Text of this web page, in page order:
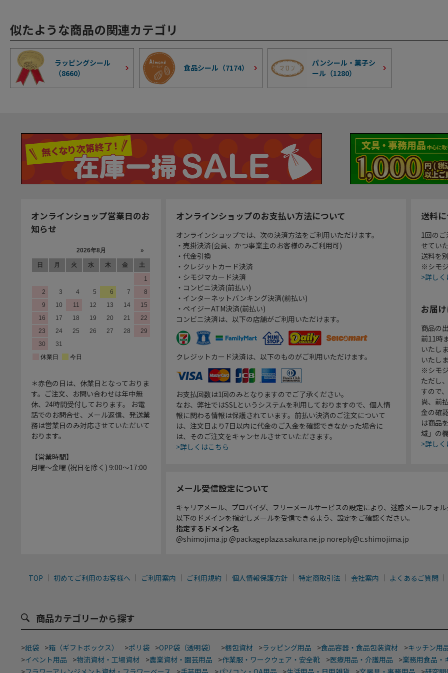
似たような商品の関連カテゴリ
ラッピングシール
（8660）
食品シール（7174）
パンシール・菓子シ
ール（1280）
オンラインショップ営業日のお
知らせ
＊赤色の日は、休業日となっておりま
す。ご注文、お問い合わせは年中無
休、24時間受付しております。 お電
話でのお問合せ、メール返信、発送業
務は営業日のみ対応させていただいて
おります。
【営業時間】
月曜～金曜 (祝日を除く) 9:00～17:00
オンラインショップのお支払い方法について
オンラインショップでは、次の決済方法をご利用いただけます。
・売掛決済(会員、かつ事業主のお客様のみご利用可)
・代金引換
・クレジットカード決済
・シモジマカード決済
・コンビニ決済(前払い)
・インターネットバンキング決済(前払い)
・ペイジーATM決済(前払い)
コンビニ決済は、以下の店舗がご利用いただけます。
クレジットカード決済は、以下のものがご利用いただけます。
お支払回数は1回のみとなりますのでご了承ください。
なお、弊社ではSSLというシステムを利用しておりますので、個人情
報に関わる情報は保護されています。前払い決済のご注文について
は、注文日より7日以内に代金のご入金を確認できなかった場合に
は、そのご注文をキャンセルさせていただきます。
>詳しくはこちら
送料
1回の
せてい
送料を
※シモ
>詳し
お届
商品の
前11時
いたし
いたし
※シモ
ただし
すので
尚、前
金の確
は商品
域」の
>詳し
メール受信設定について
キャリアメール、プロバイダ、フリーメールサービスの設定により、迷惑メールフォ
以下のドメインを指定しメールを受信できるよう、設定をご確認ください。
指定するドメイン名
@shimojima.jp @packageplaza.sakura.ne.jp noreply@c.shimojima.jp
TOP 初めてご利用のお客様へ ご利用案内 ご利用規約 個人情報保護方針 特定商取引法 会社案内 よくあるご質問
商品カテゴリーから探す
>紙袋 >箱（ギフトボックス） >ポリ袋 >OPP袋（透明袋） >梱包資材 >ラッピング用品 >食品容器・食品包装資材 >キッチン用
>イベント用品 >物流資材・工場資材 >農業資材・園芸用品 >作業服・ワークウェア・安全靴 >医療用品・介護用品 >業務用食品・